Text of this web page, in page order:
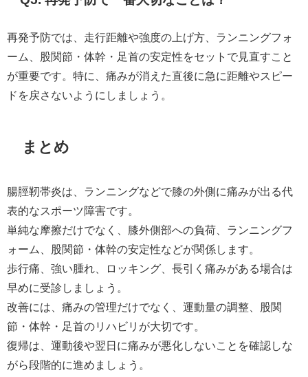
再発予防では、走行距離や強度の上げ方、ランニングフォ
ーム、股関節・体幹・足首の安定性をセットで見直すこと
が重要です。特に、痛みが消えた直後に急に距離やスピー
ドを戻さないようにしましょう。
まとめ
腸脛靭帯炎は、ランニングなどで膝の外側に痛みが出る代
表的なスポーツ障害です。
単純な摩擦だけでなく、膝外側部への負荷、ランニングフ
ォーム、股関節・体幹の安定性などが関係します。
歩行痛、強い腫れ、ロッキング、長引く痛みがある場合は
早めに受診しましょう。
改善には、痛みの管理だけでなく、運動量の調整、股関
節・体幹・足首のリハビリが大切です。
復帰は、運動後や翌日に痛みが悪化しないことを確認しな
がら段階的に進めましょう。